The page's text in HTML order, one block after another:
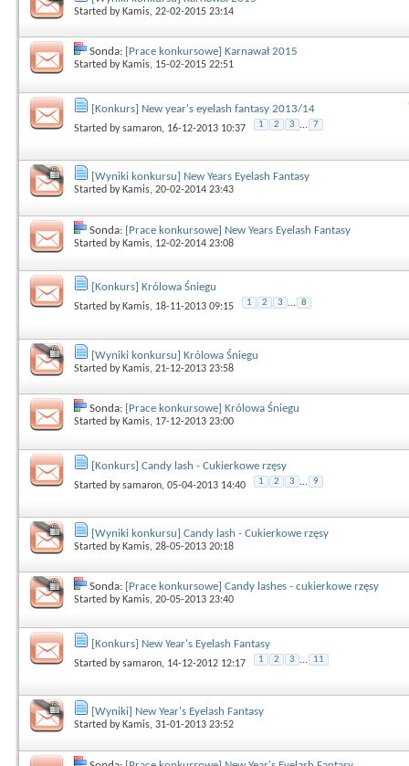
Started by Kamis, 22-02-2015 23:14
Sonda: [Prace konkursowe] Karnawał 2015
Started by Kamis, 15-02-2015 22:51
[Konkurs] New year's eyelash fantasy 2013/14
Started bysamaron, 16-12-2013 10:37 1 2 3 ... 7
[Wyniki konkursu] New Years Eyelash Fantasy
Started by Kamis, 20-02-2014 23:43
Sonda: [Prace konkursowe] New Years Eyelash Fantasy
Started by Kamis, 12-02-2014 23:08
[Konkurs] Królowa Śniegu
Started by Kamis, 18-11-2013 09:15 1 2 3 ... 8
[Wyniki konkursu] Królowa Śniegu
Started by Kamis, 21-12-2013 23:58
Sonda: [Prace konkursowe] Królowa Śniegu
Started by Kamis, 17-12-2013 23:00
[Konkurs] Candy lash - Cukierkowe rzęsy
Started bysamaron, 05-04-2013 14:40 1 2 3 ... 9
[Wyniki konkursu] Candy lash - Cukierkowe rzęsy
Started by Kamis, 28-05-2013 20:18
Sonda: [Prace konkursowe] Candy lashes - cukierkowe rzęsy
Started byKamis, 20-05-2013 23:40
[Konkurs] New Year's Eyelash Fantasy
Started bysamaron, 14-12-2012 12:17 1 2 3 ... 11
[Wyniki] New Year's Eyelash Fantasy
Started by Kamis, 31-01-2013 23:52